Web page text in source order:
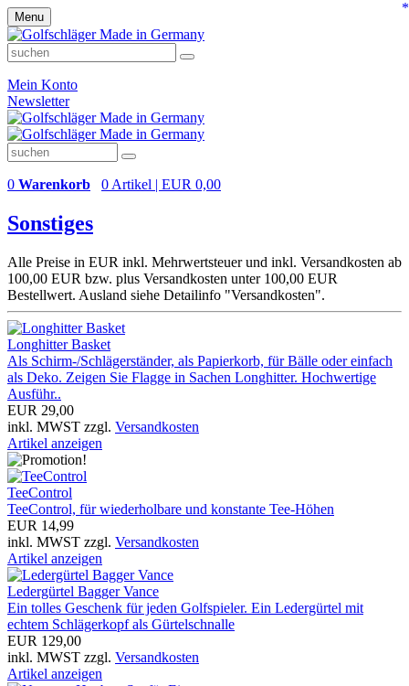
Menu
Eisen
Hölzer
Putter
Mein Konto
Newsletter
*
0 Warenkorb 0 Artikel | EUR 0,00
Sonstiges
Alle Preise in EUR inkl. Mehrwertsteuer und inkl. Versandkosten ab
100,00 EUR bzw. plus Versandkosten unter 100,00 EUR
Bestellwert. Ausland siehe Detailinfo "Versandkosten".
Longhitter Basket
Als Schirm-/Schlägerständer, als Papierkorb, für Bälle oder einfach
als Deko. Zeigen Sie Flagge in Sachen Longhitter. Hochwertige
Ausführ..
EUR 29,00
inkl. MWST zzgl. Versandkosten
Artikel anzeigen
TeeControl
TeeControl, für wiederholbare und konstante Tee-Höhen
EUR 14,99
inkl. MWST zzgl. Versandkosten
Artikel anzeigen
Ledergürtel Bagger Vance
Ein tolles Geschenk für jeden Golfspieler. Ein Ledergürtel mit
echtem Schlägerkopf als Gürtelschnalle
EUR 129,00
inkl. MWST zzgl. Versandkosten
Artikel anzeigen